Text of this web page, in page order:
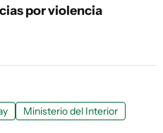
por violencia
Ministerio del Interior